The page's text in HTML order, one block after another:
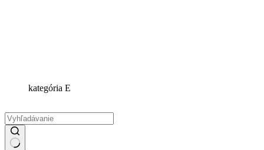
kategória E